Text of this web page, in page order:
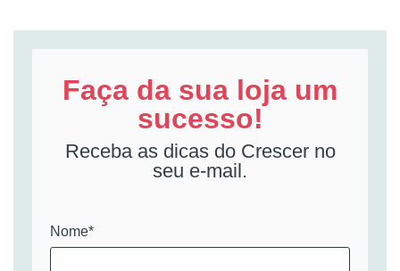
Faça da sua loja um
sucesso!
Receba as dicas do Crescer no
seu e-mail.
Nome*